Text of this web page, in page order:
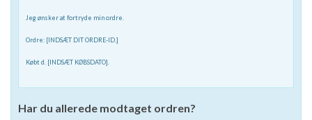
Jeg ønsker at fortryde min ordre.
Ordre: [INDSÆT DIT ORDRE-ID.]
Købt d. [INDSÆT KØBSDATO].
Har du allerede modtaget ordren?